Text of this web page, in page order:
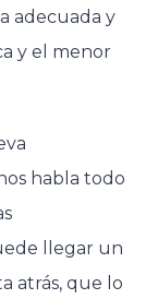
adecuada y
y el menor
habla todo
llegar un
atrás, que lo